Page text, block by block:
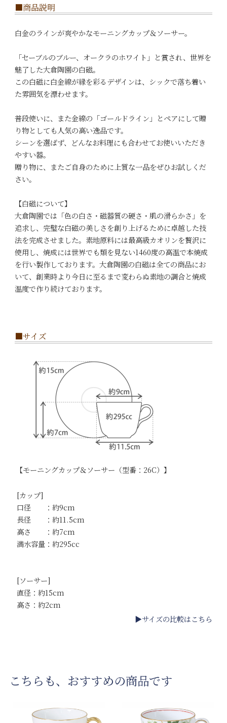
■商品説明
白金のラインが爽やかなモーニングカップ＆ソーサー。
「セーブルのブルー、オークラのホワイト」と賞され、世界を
魅了した大倉陶園の白磁。
この白磁に白金線が縁を彩るデザインは、シックで落ち着い
た雰囲気を漂わせます。
普段使いに、また金線の「ゴールドライン」とペアにして贈
り物としても人気の高い逸品です。
シーンを選ばず、どんなお料理にも合わせてお使いいただき
やすい器。
贈り物に、またご自身のために上質な一品をぜひお試しくだ
さい。
【白磁について】
大倉陶園では「色の白さ・磁器質の硬さ・肌の滑らかさ」を
追求し、完璧な白磁の美しさを創り上げるために卓越した技
法を完成させました。素地原料には最高級カオリンを贅沢に
使用し、焼成には世界でも類を見ない1460度の高温で本焼成
を行い製作しております。大倉陶園の白磁は全ての商品にお
いて、創業時より今日に至るまで変わらぬ素地の調合と焼成
温度で作り続けております。
■サイズ
【モーニングカップ＆ソーサー（型番：26C）】
[カップ]
口径 ：約9cm
長径 ：約11.5cm
高さ ：約7cm
満水容量：約295cc
[ソーサー]
直径：約15cm
高さ：約2cm
▶サイズの比較はこちら
こちらも、おすすめの商品です